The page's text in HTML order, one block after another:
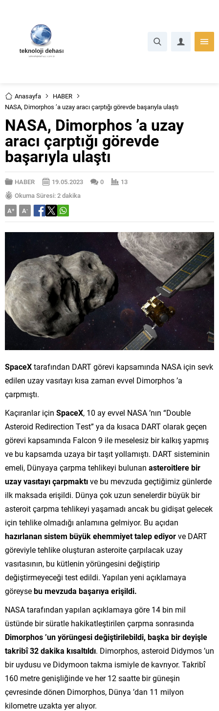
Anasayfa
HABER
NASA, Dimorphos ’a uzay aracı çarptığı görevde başarıyla ulaştı
NASA, Dimorphos ’a uzay
aracı çarptığı görevde
başarıyla ulaştı
HABER 19.05.2023 0
13
Okuma Süresi: 2 dakika
A+ A-
SpaceXtarafından DART görevi kapsamında NASA için sevk
edilen uzay vasıtayı kısa zaman evvel Dimorphos ’a
çarpmıştı.
Kaçıranlar için SpaceX, 10 ay evvel NASA ’nın “Double
Asteroid Redirection Test” ya da kısaca DART olarak geçen
görevi kapsamında Falcon 9 ile meselesiz bir kalkış yapmış
ve bu kapsamda uzaya bir taşıt yollamıştı. DART sisteminin
emeli, Dünyaya çarpma tehlikeyi bulunan asteroitlere bir
uzay vasıtayı çarpmaktıve bu mevzuda geçtiğimiz günlerde
ilk maksada erişildi. Dünya çok uzun senelerdir büyük bir
asteroit çarpma tehlikeyi yaşamadı ancak bu gidişat gelecek
için tehlike olmadığı anlamına gelmiyor. Bu açıdan
hazırlanan sistem büyük ehemmiyet talep ediyorve DART
göreviyle tehlike oluşturan asteroite çarpılacak uzay
vasıtasının, bu kütlenin yörüngesini değiştirip
değiştirmeyeceği test edildi. Yapılan yeni açıklamaya
göreysebu mevzuda başarıya erişildi.
NASA tarafından yapılan açıklamaya göre 14 bin mil
üstünde bir süratle hakikatleştirilen çarpma sonrasında
Dimorphos ’un yörüngesi değiştirilebildi, başka bir deyişle
takribî 32 dakika kısaltıldı. Dimorphos, asteroid Didymos ’un
bir uydusu ve Didymoon takma ismiyle de kavrıyor. Takribî
160 metre genişliğinde ve her 12 saatte bir güneşin
çevresinde dönen Dimorphos, Dünya ’dan 11 milyon
kilometre uzakta yer alıyor.